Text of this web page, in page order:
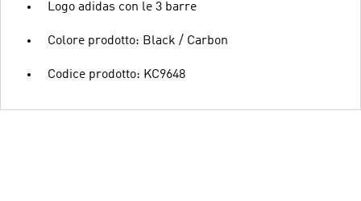
Logo adidas con le 3 barre
Colore prodotto: Black / Carbon
Codice prodotto: KC9648